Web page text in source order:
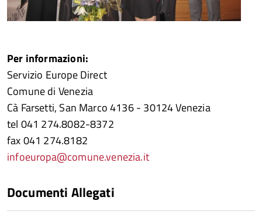
Per informazioni:
Servizio Europe Direct
Comune di Venezia
Cà Farsetti, San Marco 4136 - 30124 Venezia
tel 041 274.8082-8372
fax 041 274.8182
infoeuropa@comune.venezia.it
Documenti Allegati